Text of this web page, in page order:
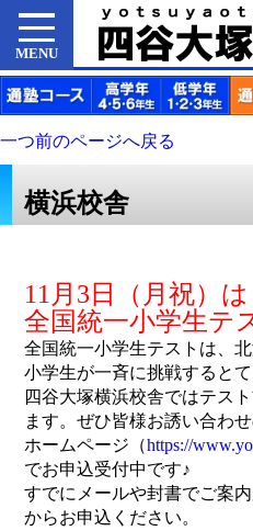
MENU
一つ前のページへ戻る
横浜校舎
11月3日（月祝）は
全国統一小学生テ
全国統一小学生テストは、
小学生が一斉に挑戦すると
四谷大塚横浜校舎ではテス
ます。ぜひ皆様お誘い合わ
ホームページ（https://
でお申込受付中です♪
すでにメールや封書でご案
からお申込ください。